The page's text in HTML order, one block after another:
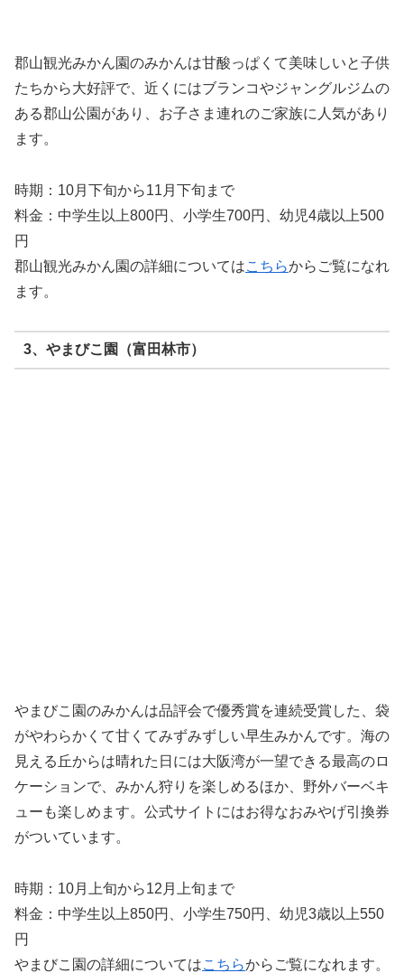
郡山観光みかん園のみかんは甘酸っぱくて美味しいと子供
たちから大好評で、近くにはブランコやジャングルジムの
ある郡山公園があり、お子さま連れのご家族に人気があり
ます。
時期：10月下旬から11月下旬まで
料金：中学生以上800円、小学生700円、幼児4歳以上500
円
郡山観光みかん園の詳細についてはこちらからご覧になれ
ます。
3、やまびこ園（富田林市）
やまびこ園のみかんは品評会で優秀賞を連続受賞した、袋
がやわらかくて甘くてみずみずしい早生みかんです。海の
見える丘からは晴れた日には大阪湾が一望できる最高のロ
ケーションで、みかん狩りを楽しめるほか、野外バーベキ
ューも楽しめます。公式サイトにはお得なおみやげ引換券
がついています。
時期：10月上旬から12月上旬まで
料金：中学生以上850円、小学生750円、幼児3歳以上550
円
やまびこ園の詳細についてはこちらからご覧になれます。